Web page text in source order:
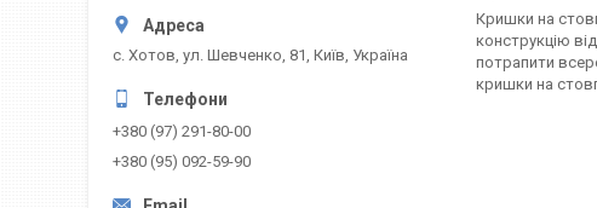
Кришки на
конструкцію
потрапити
кришки на
с. Хотов, ул. Шевченко, 81, Київ, Україна
+380 (97) 291-80-00
+380 (95) 092-59-90